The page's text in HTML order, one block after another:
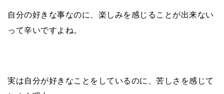
自分の好きな事なのに、楽しみを感じることが出来ない
って辛いですよね。
実は自分が好きなことをしているのに、苦しさを感じて